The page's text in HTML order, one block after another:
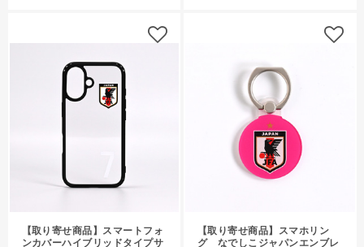
【取り寄せ商品】スマートフォ
ンカバーハイブリッドタイプサ
【取り寄せ商品】スマホリン
グ なでしこジャパンエンブレ